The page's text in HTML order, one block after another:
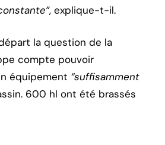
, explique-t-il.
la question de la
compte pouvoir
équipement “suffisamment
600 hl ont été brassés